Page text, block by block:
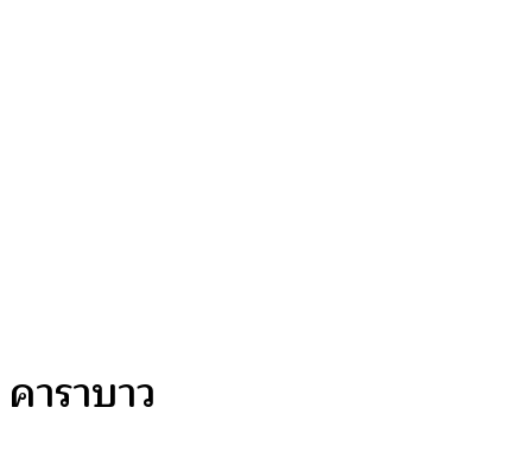
คาราบาว